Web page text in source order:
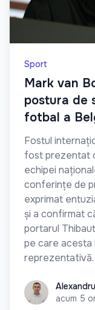
Sport
Mark van
postura de
fotbal a
Fostul
fost prezentat
echipei
conferințe de
exprimat
și a confirmat
portarul
pe care acesta
reprezentativă.
Alexandru Rusu
acum 5